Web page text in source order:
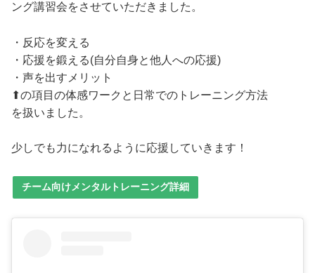
ング講習会をさせていただきました。
・反応を変える
・応援を鍛える(自分自身と他人への応援)
・声を出すメリット
⬆︎の項目の体感ワークと日常でのトレーニング方法
を扱いました。
少しでも力になれるように応援していきます！
チーム向けメンタルトレーニング詳細